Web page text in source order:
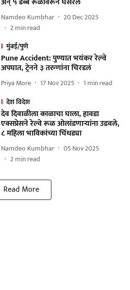
Namdeo Kumbhar
20 Dec 2025
2min read
मुंबई/पुणे
Pune Accident: पुण्यात भयंकर रेल्वे
अपघात, ट्रेनने ३ तरुणांना चिरडलं
Priya More 17 Nov 2025 1 min read
देश विदेश
देव दिवाळीला काळाचा घाला, हावडा
एक्सप्रेसने रेल्वे रूळ ओलांडणाऱ्यांना उडवले,
८ महिला भाविकांच्या चिंधड्या
Namdeo Kumbhar
05 Nov 2025
2min read
Read More